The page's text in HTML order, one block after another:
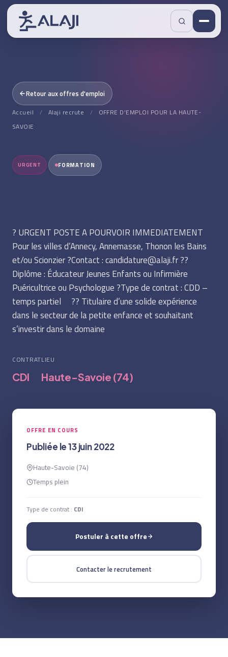
Retour aux offres d'emploi
Accueil / Alaji recrute /
OFFRE D’EMPLOI POUR LA HAUTE-
SAVOIE
URGENT FORMATION
? URGENT POSTE A POURVOIR IMMEDIATEMENT
Pour les villes d’Annecy, Annemasse, Thonon les Bains
et/ou Scionzier ?Contact : candidature@alaji.fr ?‍?
Diplôme : Éducateur Jeunes Enfants ou Infirmière
Puéricultrice ou Psychologue ?Type de contrat : CDD –
temps partiel ?‍? Titulaire d’une solide expérience
dans le secteur de la petite enfance et souhaitant
s’investir dans le domaine
CONTRAT
CDI
LIEU
Haute-Savoie (74)
OFFRE EN COURS
Publiée le 13 juin 2022
Haute-Savoie (74)
Temps plein
Type de contrat : CDI
Postuler à cette offre
Contacter le recrutement